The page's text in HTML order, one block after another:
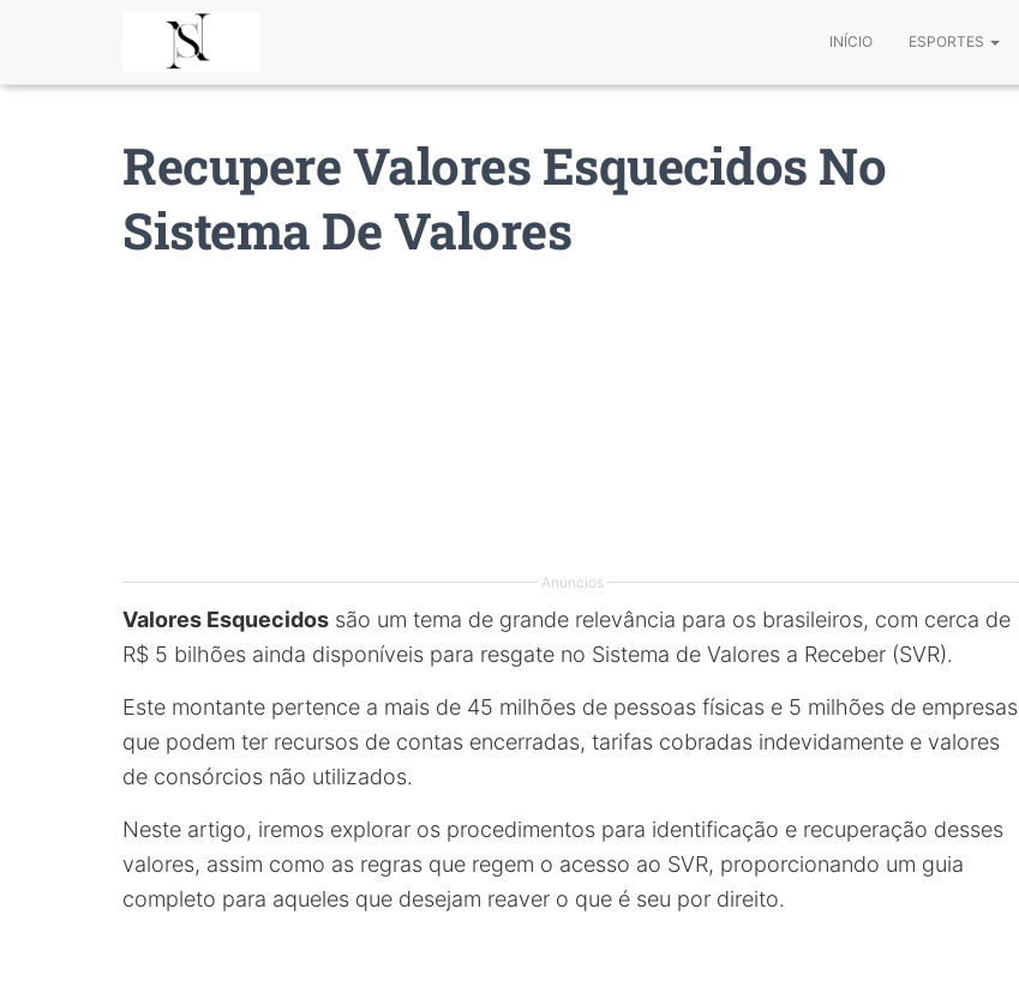
INÍCIO ESPORTES
Recupere Valores Esquecidos No
Sistema De Valores
Anúncios
Valores Esquecidos são um tema de grande relevância para os brasileiros, com cerca de
R$ 5 bilhões ainda disponíveis para resgate no Sistema de Valores a Receber (SVR).
Este montante pertence a mais de 45 milhões de pessoas físicas e 5 milhões de empresas
que podem ter recursos de contas encerradas, tarifas cobradas indevidamente e valores
de consórcios não utilizados.
Neste artigo, iremos explorar os procedimentos para identificação e recuperação desses
valores, assim como as regras que regem o acesso ao SVR, proporcionando um guia
completo para aqueles que desejam reaver o que é seu por direito.